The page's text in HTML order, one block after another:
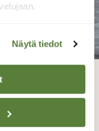
Näytä tiedot